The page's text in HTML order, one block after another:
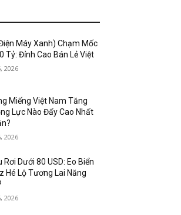
Máy Xanh) Chạm Mốc
Tỷ: Đỉnh Cao Bán Lẻ Việt
2026
Miếng Việt Nam Tăng
Lực Nào Đẩy Cao Nhất
2026
Rơi Dưới 80 USD: Eo Biển
Hé Lộ Tương Lai Năng
2026